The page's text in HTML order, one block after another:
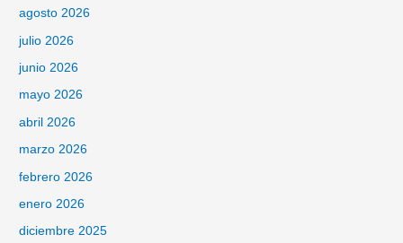
agosto 2026
julio 2026
junio 2026
mayo 2026
abril 2026
marzo 2026
febrero 2026
enero 2026
diciembre 2025